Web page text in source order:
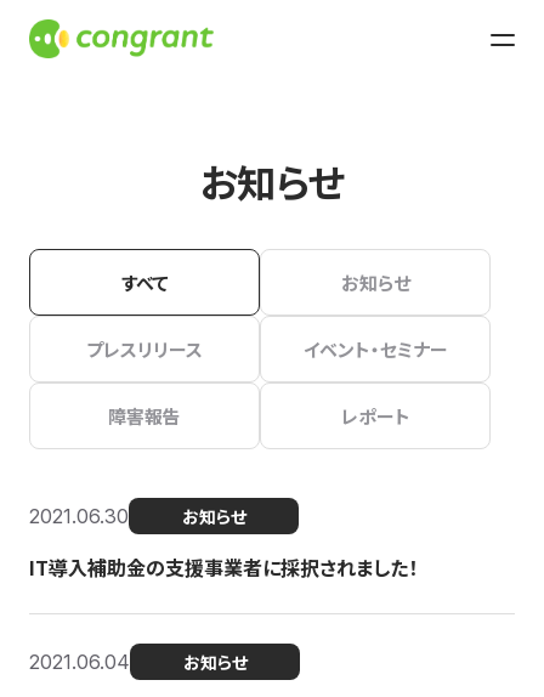
お知らせ
すべて お知らせ
プレスリリース イベント・セミナー
障害報告 レポート
2021.06.30 お知らせ
IT導入補助金の支援事業者に採択されました！
2021.06.04 お知らせ